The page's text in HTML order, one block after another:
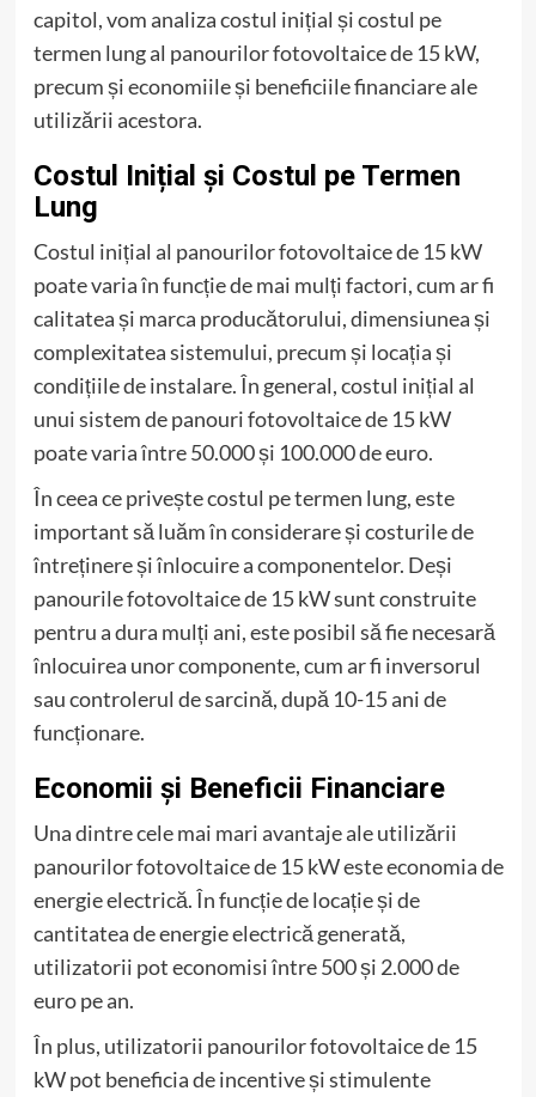
capitol, vom analiza costul inițial și costul pe
termen lung al panourilor fotovoltaice de 15 kW,
precum și economiile și beneficiile financiare ale
utilizării acestora.
Costul Inițial și Costul pe Termen
Lung
Costul inițial al panourilor fotovoltaice de 15 kW
poate varia în funcție de mai mulți factori, cum ar fi
calitatea și marca producătorului, dimensiunea și
complexitatea sistemului, precum și locația și
condițiile de instalare. În general, costul inițial al
unui sistem de panouri fotovoltaice de 15 kW
poate varia între 50.000 și 100.000 de euro.
În ceea ce privește costul pe termen lung, este
important să luăm în considerare și costurile de
întreținere și înlocuire a componentelor. Deși
panourile fotovoltaice de 15 kW sunt construite
pentru a dura mulți ani, este posibil să fie necesară
înlocuirea unor componente, cum ar fi inversorul
sau controlerul de sarcină, după 10-15 ani de
funcționare.
Economii și Beneficii Financiare
Una dintre cele mai mari avantaje ale utilizării
panourilor fotovoltaice de 15 kW este economia de
energie electrică. În funcție de locație și de
cantitatea de energie electrică generată,
utilizatorii pot economisi între 500 și 2.000 de
euro pe an.
În plus, utilizatorii panourilor fotovoltaice de 15
kW pot beneficia de incentive și stimulente